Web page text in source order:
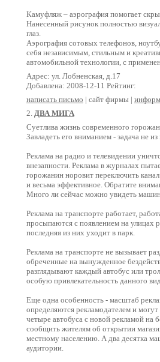
Камуфляж – аэрография помогает
Нанесенный рисунок полностью
глаз.
Аэрография сотовых телефонов,
себя независимым, стильным и
автомобильной технологии, с
Адрес: ул. Лобненская, д.17
Добавлена: 2008-12-11 Рейтинг:
написать письмо | сайт фирмы |
2. ДВА МИГА
Суетлива жизнь современного
Завладеть его вниманием - задача не
Реклама на радио и телевидении
внезапности. Реклама в журналах
горожанин норовит переключить
и весьма эффективное. Обратите
Много ли сейчас можно увидеть
Реклама на транспорте работает,
просыпаются с появлением на улицах
последняя из них уходит в парк.
Реклама на транспорте не вызывает
обреченные на вынужденное
разглядывают каждый автобус или
особую привлекательность данного
Еще одна особенность - масштаб
определяются рекламодателем и
четыре автобуса с новой рекламой на
сообщить жителям об открытии
местному населению. А два десятка
аудитории.